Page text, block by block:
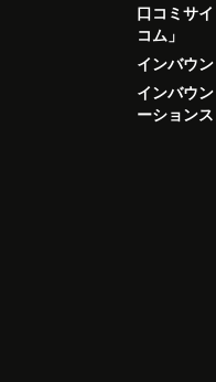
口コミサ
コム」
インバウ
インバウ
ーションス